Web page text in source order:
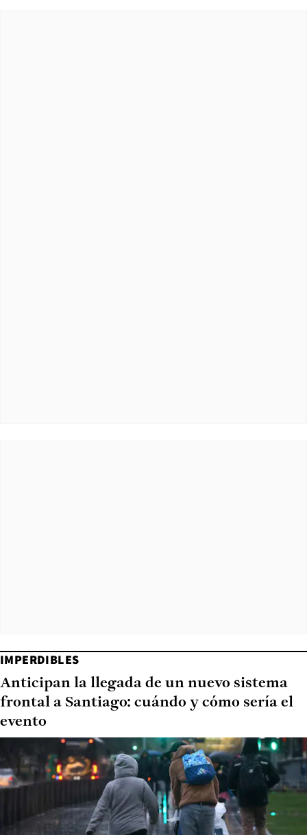
IMPERDIBLES
Anticipan la llegada de un nuevo sistema
frontal a Santiago: cuándo y cómo sería el
evento